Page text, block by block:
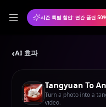
‹AI 효과
Tangyuan To
Turn a photo into a
video.